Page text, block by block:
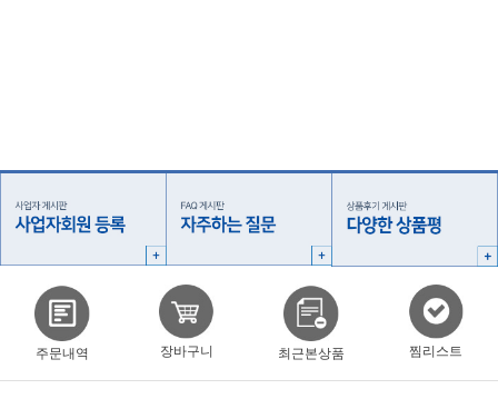
주문내역 장바구니 최근본상품 찜리스트